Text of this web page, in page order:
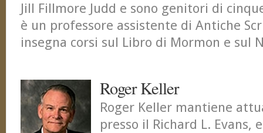
Jill Fillmore Judd e sono genitori di
è un professore assistente di Antiche
insegna corsi sul Libro di Mormon e sul
Roger Keller
Roger Keller mantiene
presso il Richard L. Evans,